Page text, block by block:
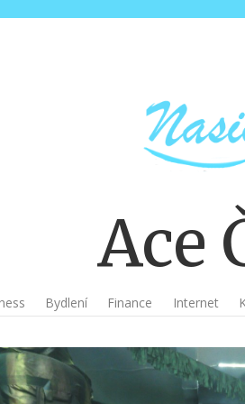
Ace
Bydlení Finance Internet